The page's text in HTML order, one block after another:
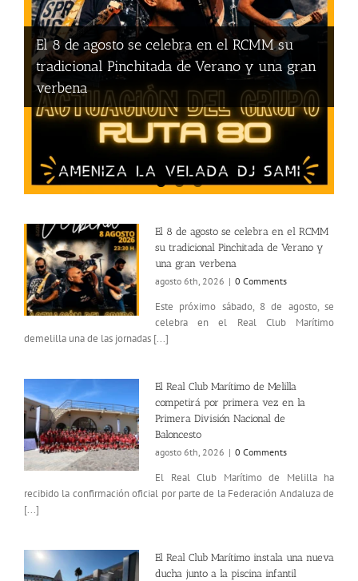
El 8 de agosto se celebra en el RCMM su
tradicional Pinchitada de Verano y una gran
verbena
El 8 de agosto se celebra en el RCMM
su tradicional Pinchitada de Verano y
una gran verbena
agosto 6th, 2026 | 0 Comments
Este próximo sábado, 8 de agosto, se
celebra en el Real Club Marítimo
demelilla una de las jornadas [...]
El Real Club Marítimo de Melilla
competirá por primera vez en la
Primera División Nacional de
Baloncesto
agosto 6th, 2026 | 0 Comments
El Real Club Marítimo de Melilla ha
recibido la confirmación oficial por parte de la Federación Andaluza de
[...]
El Real Club Marítimo instala una nueva
ducha junto a la piscina infantil